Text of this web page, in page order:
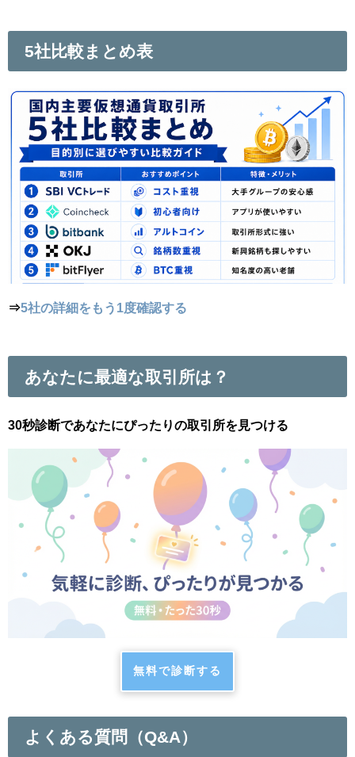
5社比較まとめ表
⇒5社の詳細をもう1度確認する
あなたに最適な取引所は？
30秒診断であなたにぴったりの取引所を見つける
無料で診断する
よくある質問（Q&A）